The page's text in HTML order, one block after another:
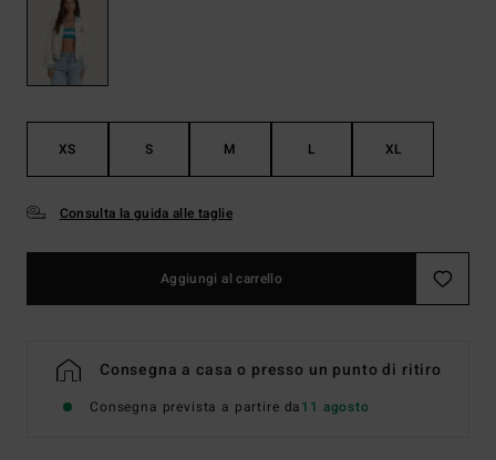
XS S M L XL
Consulta la guida alle taglie
Aggiungi al carrello
Consegna a casa o presso un punto di ritiro
Consegna prevista a partire da11 agosto